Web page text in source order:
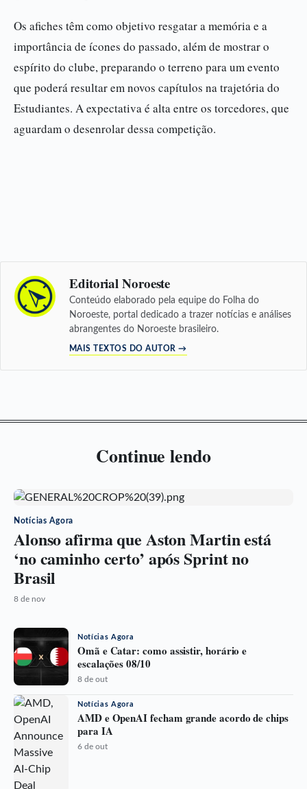
Os afiches têm como objetivo resgatar a memória e a
importância de ícones do passado, além de mostrar o
espírito do clube, preparando o terreno para um evento
que poderá resultar em novos capítulos na trajetória do
Estudiantes. A expectativa é alta entre os torcedores, que
aguardam o desenrolar dessa competição.
Editorial Noroeste
Conteúdo elaborado pela equipe do Folha do
Noroeste, portal dedicado a trazer notícias e análises
abrangentes do Noroeste brasileiro.
MAIS TEXTOS DO AUTOR →
Continue lendo
Notícias Agora
Alonso afirma que Aston Martin está
‘no caminho certo’ após Sprint no
Brasil
8 de nov
Notícias Agora
Omã e Catar: como assistir, horário e
escalações 08/10
8 de out
Notícias Agora
AMD e OpenAI fecham grande acordo de chips
para IA
6 de out